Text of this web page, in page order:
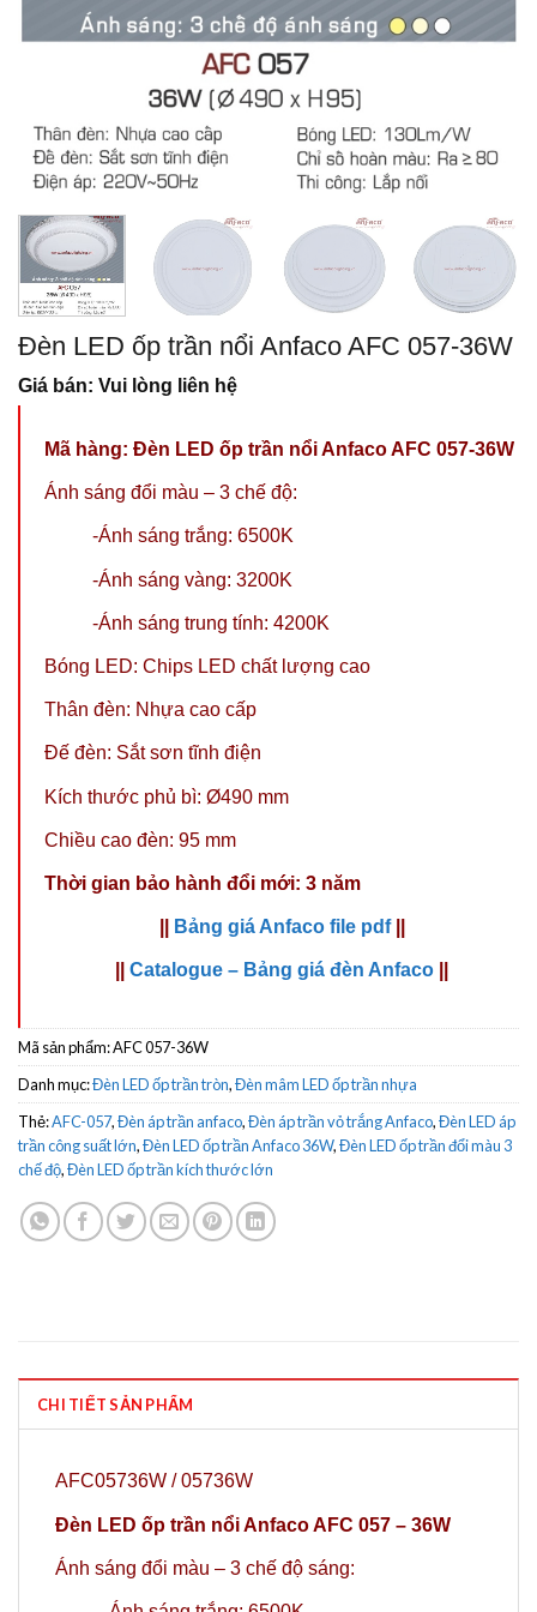
Đèn LED ốp trần nổi Anfaco AFC 057-36W
Giá bán: Vui lòng liên hệ
Mã hàng: Đèn LED ốp trần nổi Anfaco AFC 057-36W
Ánh sáng đổi màu – 3 chế độ:
-Ánh sáng trắng: 6500K
-Ánh sáng vàng: 3200K
-Ánh sáng trung tính: 4200K
Bóng LED: Chips LED chất lượng cao
Thân đèn: Nhựa cao cấp
Đế đèn: Sắt sơn tĩnh điện
Kích thước phủ bì: Ø490 mm
Chiều cao đèn: 95 mm
Thời gian bảo hành đổi mới: 3 năm
Bảng giá Anfaco file pdf
Catalogue – Bảng giá đèn Anfaco
Mã sản phẩm:AFC 057-36W
Danh mục:Đèn LED ốp trần tròn,Đèn mâm LED ốp trần nhựa
Thẻ:AFC-057,Đèn áp trần anfaco,Đèn áp trần vỏ trắng Anfaco,Đèn LED áp
trần công suất lớn,Đèn LED ốp trần Anfaco 36W,Đèn LED ốp trần đổi màu 3
chế độ,Đèn LED ốp trần kích thước lớn
CHI TIẾT SẢN PHẨM
AFC05736W / 05736W
Đèn LED ốp trần nổi Anfaco AFC 057 – 36W
Ánh sáng đổi màu – 3 chế độ sáng: